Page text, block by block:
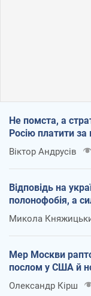
Не помста, а
Росію платити за
Віктор Андрусів
Відповідь на
полонофобія, а
Микола
Мер Москви
послом у США й
Олександр Кірш